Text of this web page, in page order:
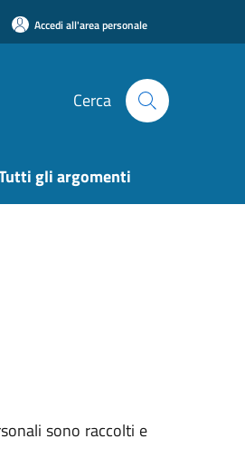
Accedi all'area personale
Cerca
gli argomenti
sono raccolti e